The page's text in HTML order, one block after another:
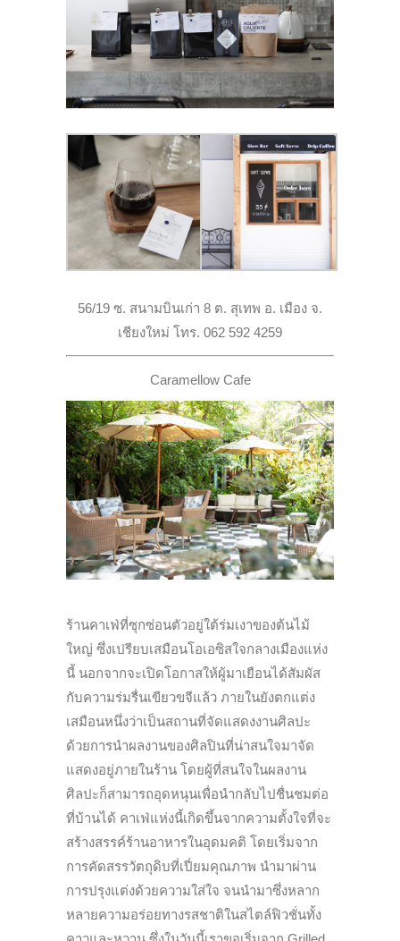
56/19 ซ. สนามบินเก่า 8 ต. สุเทพ อ. เมือง จ.
เชียงใหม่ โทร. 062 592 4259
Caramellow Cafe
ร้านคาเฟ่ที่ซุกซ่อนตัวอยู่ใต้ร่มเงาของต้นไม้
ใหญ่ ซึ่งเปรียบเสมือนโอเอซิสใจกลางเมืองแห่ง
นี้ นอกจากจะเปิดโอกาสให้ผู้มาเยือนได้สัมผัส
กับความร่มรื่นเขียวขจีแล้ว ภายในยังตกแต่ง
เสมือนหนึ่งว่าเป็นสถานที่จัดแสดงงานศิลปะ
ด้วยการนำผลงานของศิลปินที่น่าสนใจมาจัด
แสดงอยู่ภายในร้าน โดยผู้ที่สนใจในผลงาน
ศิลปะก็สามารถอุดหนุนเพื่อนำกลับไปชื่นชมต่อ
ที่บ้านได้ คาเฟ่แห่งนี้เกิดขึ้นจากความตั้งใจที่จะ
สร้างสรรค์ร้านอาหารในอุดมคติ โดยเริ่มจาก
การคัดสรรวัตถุดิบที่เปี่ยมคุณภาพ นำมาผ่าน
การปรุงแต่งด้วยความใส่ใจ จนนำมาซึ่งหลาก
หลายความอร่อยทางรสชาติในสไตล์ฟิวชั่นทั้ง